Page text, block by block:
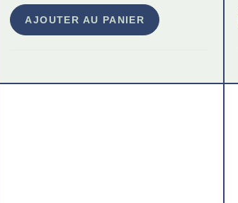
AJOUTER AU PANIER